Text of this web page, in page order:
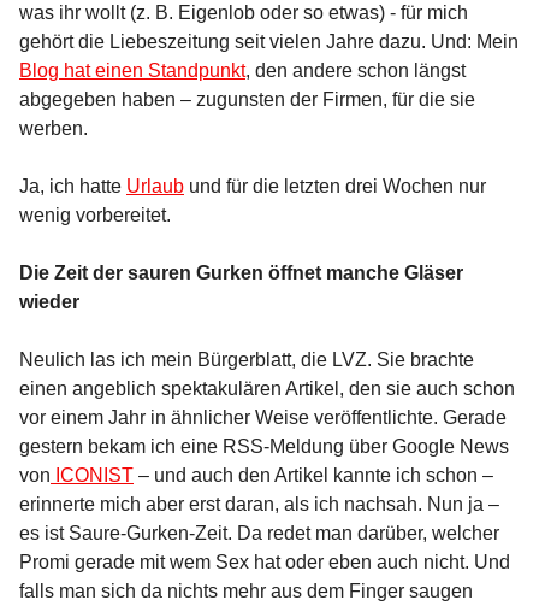
was ihr wollt (z. B. Eigenlob oder so etwas) - für mich
gehört die Liebeszeitung seit vielen Jahre dazu. Und: Mein
Blog hat einen Standpunkt, den andere schon längst
abgegeben haben – zugunsten der Firmen, für die sie
werben.
Ja, ich hatte Urlaub und für die letzten drei Wochen nur
wenig vorbereitet.
Die Zeit der sauren Gurken öffnet manche Gläser
wieder
Neulich las ich mein Bürgerblatt, die LVZ. Sie brachte
einen angeblich spektakulären Artikel, den sie auch schon
vor einem Jahr in ähnlicher Weise veröffentlichte. Gerade
gestern bekam ich eine RSS-Meldung über Google News
von ICONIST – und auch den Artikel kannte ich schon –
erinnerte mich aber erst daran, als ich nachsah. Nun ja –
es ist Saure-Gurken-Zeit. Da redet man darüber, welcher
Promi gerade mit wem Sex hat oder eben auch nicht. Und
falls man sich da nichts mehr aus dem Finger saugen